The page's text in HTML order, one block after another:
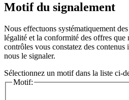
Motif du signalement
Nous effectuons systématiquement
légalité et la conformité des offres que
contrôles vous constatez des
nous le signaler.
Sélectionnez un motif dans la liste ci-
Motif: